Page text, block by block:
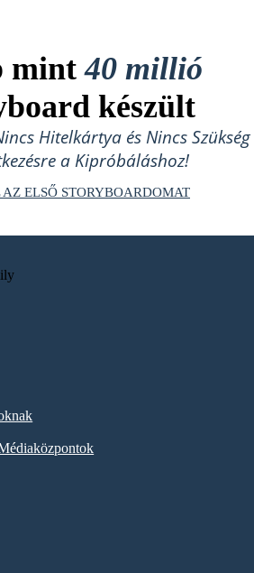
mint40 millió
készült
Hitelkártya és Nincs Szükség
a Kipróbáláshoz!
AZ ELSŐ STORYBOARDOMAT